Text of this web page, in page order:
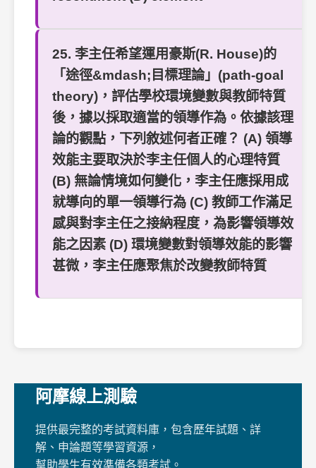
25. 李主任希望運用豪斯(R. House)的
「途徑&mdash;目標理論」(path-goal
theory)，評估學校環境變數與教師特質
後，據以採取適當的領導作為。依據該理
論的觀點，下列敘述何者正確？ (A) 領導
效能主要取決於李主任個人的心理特質
(B) 無論情境如何變化，李主任應採用成
就導向的單一領導行為 (C) 教師工作滿足
感與對李主任之接納程度，為影響領導效
能之因素 (D) 環境變數對領導效能的影響
甚微，李主任應聚焦於改變教師特質
阿摩線上測驗
提供最完整的考試資料庫，包含歷年試題、詳
解、申論題等學習資源，
幫助學生有效準備各類考試。